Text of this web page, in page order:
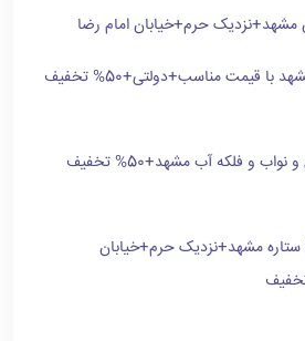
حرم+خیابان امام رضا
قیمت مناسب+دولتی+50% تخفیف
و فلکه آب مشهد+50% تخفیف
لیست بهترین هتل های ۴ ستاره مشهد+نزدیک حرم+خیابان